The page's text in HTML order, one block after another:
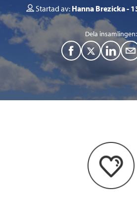
Startad av: Hanna Brezicka
Dela insamlingen:
F
T
i
e
L
I
n
a